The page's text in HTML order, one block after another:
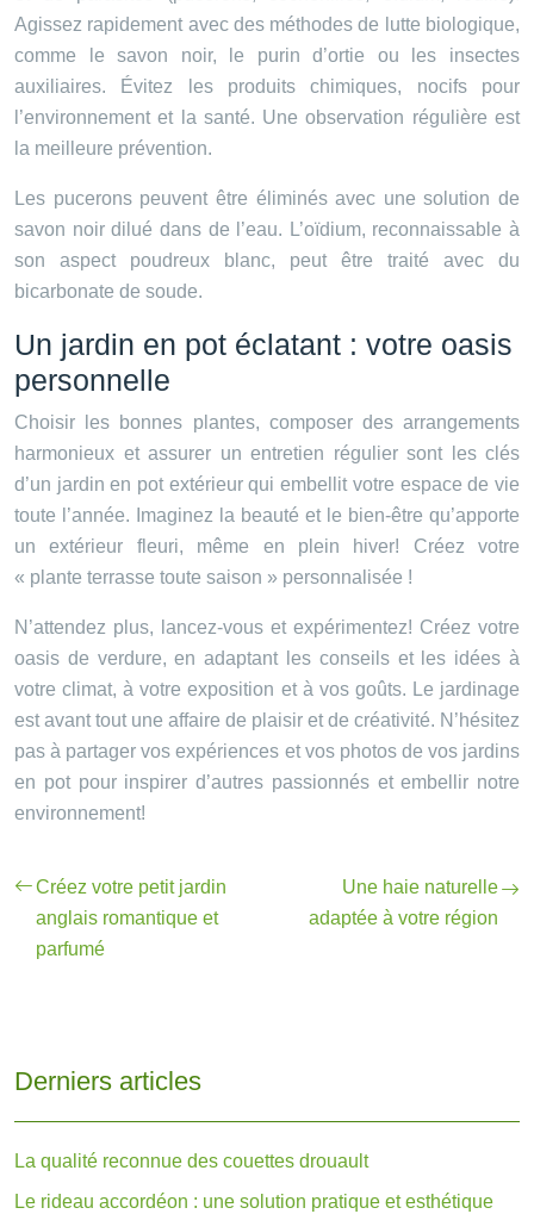
Agissez rapidement avec des méthodes de lutte biologique,
comme le savon noir, le purin d’ortie ou les insectes
auxiliaires. Évitez les produits chimiques, nocifs pour
l’environnement et la santé. Une observation régulière est
la meilleure prévention.
Les pucerons peuvent être éliminés avec une solution de
savon noir dilué dans de l’eau. L’oïdium, reconnaissable à
son aspect poudreux blanc, peut être traité avec du
bicarbonate de soude.
Un jardin en pot éclatant : votre oasis
personnelle
Choisir les bonnes plantes, composer des arrangements
harmonieux et assurer un entretien régulier sont les clés
d’un jardin en pot extérieur qui embellit votre espace de vie
toute l’année. Imaginez la beauté et le bien-être qu’apporte
un extérieur fleuri, même en plein hiver! Créez votre
« plante terrasse toute saison » personnalisée !
N’attendez plus, lancez-vous et expérimentez! Créez votre
oasis de verdure, en adaptant les conseils et les idées à
votre climat, à votre exposition et à vos goûts. Le jardinage
est avant tout une affaire de plaisir et de créativité. N’hésitez
pas à partager vos expériences et vos photos de vos jardins
en pot pour inspirer d’autres passionnés et embellir notre
environnement!
Créez votre petit jardin
anglais romantique et
parfumé
Une haie naturelle
adaptée à votre région
Derniers articles
La qualité reconnue des couettes drouault
Le rideau accordéon : une solution pratique et esthétique